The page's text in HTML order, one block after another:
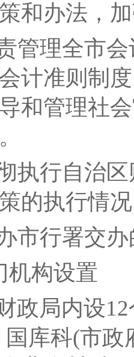
和办法，
管理全市
计准则制
和管理社
执行自治
的执行情
市行署交
机构设置
政局内设
库科(市